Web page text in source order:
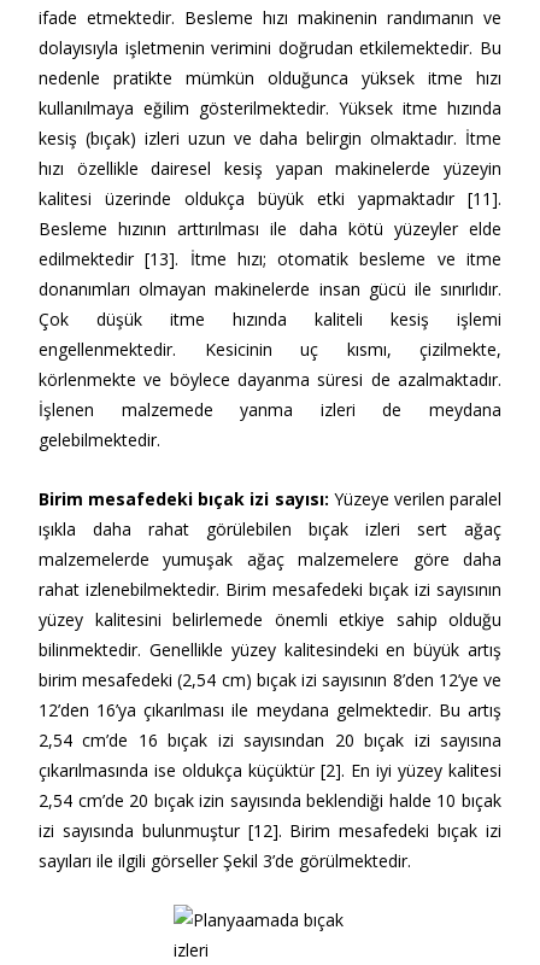
ifade etmektedir. Besleme hızı makinenin randımanın ve
dolayısıyla işletmenin verimini doğrudan etkilemektedir. Bu
nedenle pratikte mümkün olduğunca yüksek itme hızı
kullanılmaya eğilim gösterilmektedir. Yüksek itme hızında
kesiş (bıçak) izleri uzun ve daha belirgin olmaktadır. İtme
hızı özellikle dairesel kesiş yapan makinelerde yüzeyin
kalitesi üzerinde oldukça büyük etki yapmaktadır [11].
Besleme hızının arttırılması ile daha kötü yüzeyler elde
edilmektedir [13]. İtme hızı; otomatik besleme ve itme
donanımları olmayan makinelerde insan gücü ile sınırlıdır.
Çok düşük itme hızında kaliteli kesiş işlemi
engellenmektedir. Kesicinin uç kısmı, çizilmekte,
körlenmekte ve böylece dayanma süresi de azalmaktadır.
İşlenen malzemede yanma izleri de meydana
gelebilmektedir.
Birim mesafedeki bıçak izi sayısı: Yüzeye verilen paralel
ışıkla daha rahat görülebilen bıçak izleri sert ağaç
malzemelerde yumuşak ağaç malzemelere göre daha
rahat izlenebilmektedir. Birim mesafedeki bıçak izi sayısının
yüzey kalitesini belirlemede önemli etkiye sahip olduğu
bilinmektedir. Genellikle yüzey kalitesindeki en büyük artış
birim mesafedeki (2,54 cm) bıçak izi sayısının 8’den 12’ye ve
12’den 16’ya çıkarılması ile meydana gelmektedir. Bu artış
2,54 cm’de 16 bıçak izi sayısından 20 bıçak izi sayısına
çıkarılmasında ise oldukça küçüktür [2]. En iyi yüzey kalitesi
2,54 cm’de 20 bıçak izin sayısında beklendiği halde 10 bıçak
izi sayısında bulunmuştur [12]. Birim mesafedeki bıçak izi
sayıları ile ilgili görseller Şekil 3’de görülmektedir.